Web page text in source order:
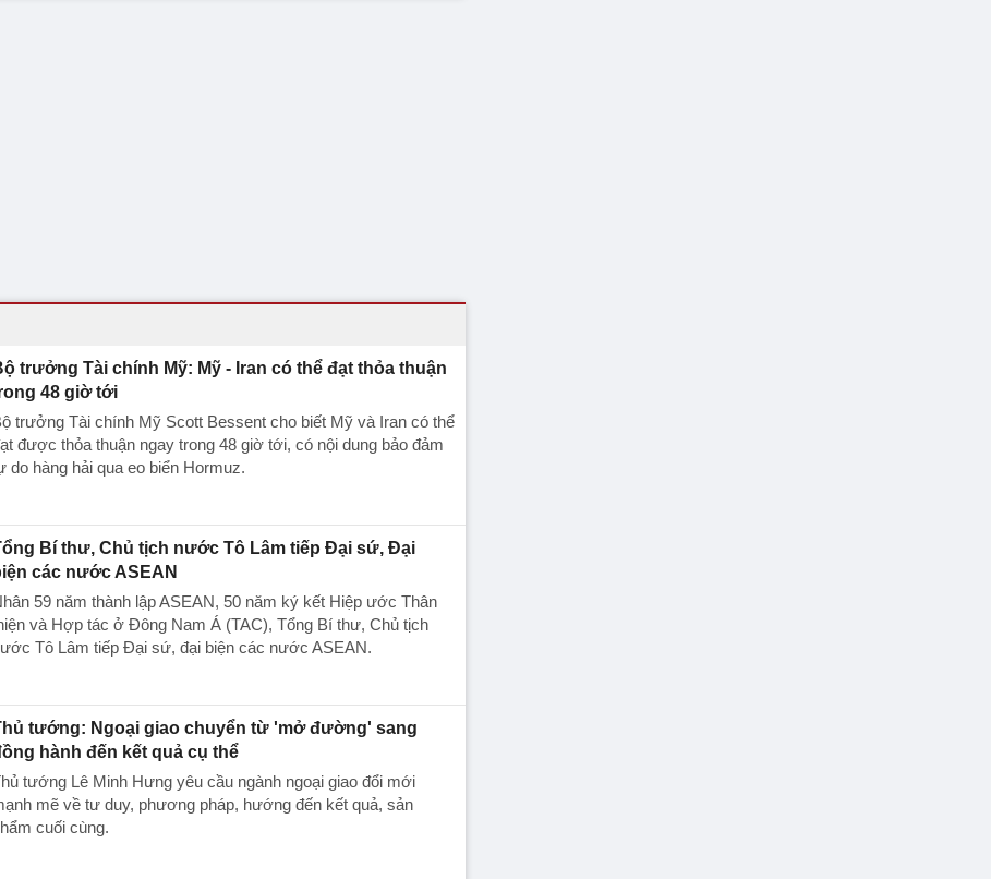
trưởng Tài chính Mỹ: Mỹ - Iran có thể đạt thỏa thuận
48 giờ tới
trưởng Tài chính Mỹ Scott Bessent cho biết Mỹ và Iran có thể
được thỏa thuận ngay trong 48 giờ tới, có nội dung bảo đảm
do hàng hải qua eo biển Hormuz.
Bí thư, Chủ tịch nước Tô Lâm tiếp Đại sứ, Đại
các nước ASEAN
59 năm thành lập ASEAN, 50 năm ký kết Hiệp ước Thân
và Hợp tác ở Đông Nam Á (TAC), Tổng Bí thư, Chủ tịch
Tô Lâm tiếp Đại sứ, đại biện các nước ASEAN.
tướng: Ngoại giao chuyển từ 'mở đường' sang
hành đến kết quả cụ thể
tướng Lê Minh Hưng yêu cầu ngành ngoại giao đổi mới
mẽ về tư duy, phương pháp, hướng đến kết quả, sản
cuối cùng.